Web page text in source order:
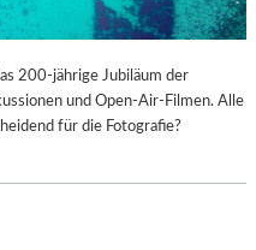
200-jährige Jubiläum der
und Open-Air-Filmen. Alle
für die Fotografie?